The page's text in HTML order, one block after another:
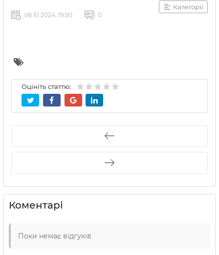
Категорії
06 10 2024, 19:50 0
Оцініть статтю:
Коментарі
Поки немає відгуків